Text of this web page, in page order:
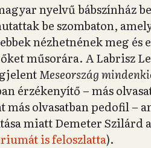
nyelvű bábszínház
be szombaton,
nézhetnének meg
műsorára. A Labrisz
Meseország
érzékenyítő – más
olvasatban pedofil –
miatt Demeter Szilárd
is feloszlatta).